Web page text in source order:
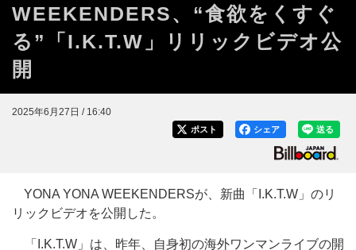
WEEKENDERS、“食欲をくすぐ
る”「I.K.T.W」リリックビデオ公
開
2025年6月27日 / 16:40
送る
シェア
ポスト
YONA YONA WEEKENDERSが、新曲「I.K.T.W」のリ
リックビデオを公開した。
「I.K.T.W」は、昨年、自身初の海外ワンマンライブの開